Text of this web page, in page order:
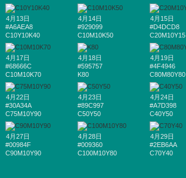
4月13日
#A6AEA8
C10Y10K40
4月14日
#929099
C10M10K50
4月15日
#D4DCD8
C20M10Y15
4月17日
#68666C
C10M10K70
4月18日
#595757
K80
4月19日
#4F4946
C80M80Y80
4月22日
#30A34A
C75M10Y90
4月23日
#89C997
C50Y50
4月24日
#A7D398
C40Y50
4月27日
#00984F
C90M10Y90
4月28日
#009360
C100M10Y80
4月29日
#2EB6AA
C70Y40